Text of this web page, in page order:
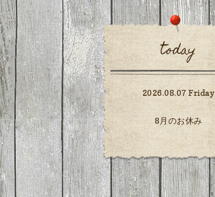
today
2026.08.07 Friday
8月のお休み